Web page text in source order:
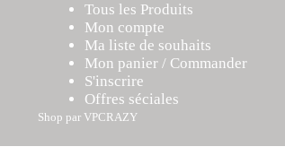
Tous les Produits
Mon compte
Ma liste de souhaits
Mon panier / Commander
S'inscrire
Offres séciales
Shop par VPCRAZY